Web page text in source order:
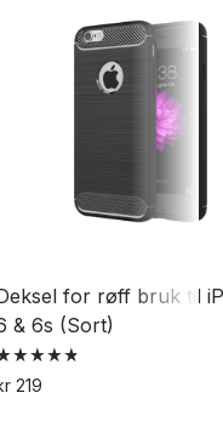
for røff bruk til
& 6s (Sort)
219